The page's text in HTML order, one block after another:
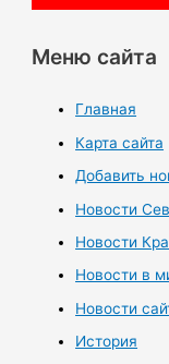
Меню сайта
Главная
Карта сайта
Добавить
Новости
Новости
Новости в
Новости
История